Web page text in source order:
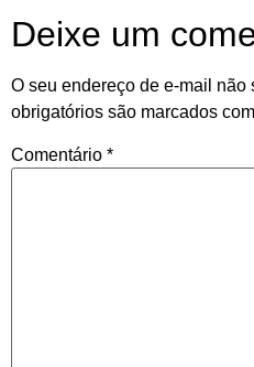
Deixe um
O seu endereço de e-mail não
obrigatórios são marcados com
Comentário *